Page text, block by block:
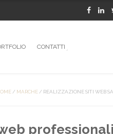
CONTATTI
/ MARCHE / REALIZZAZIONE SITI WEB
professionali